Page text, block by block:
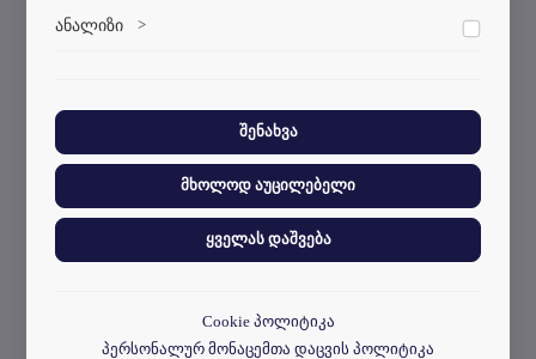
მარკეტინგული ქუქი-ფაილები გვეხმარება
პერსონალიზებული კონტენტისა და რეკლამების
ანალიზი >
დაშვება
შენახვა
მხოლოდ აუცილებელი
ყველას დაშვება
Cookie პოლიტიკა
პერსონალურ მონაცემთა დაცვის პოლიტიკა